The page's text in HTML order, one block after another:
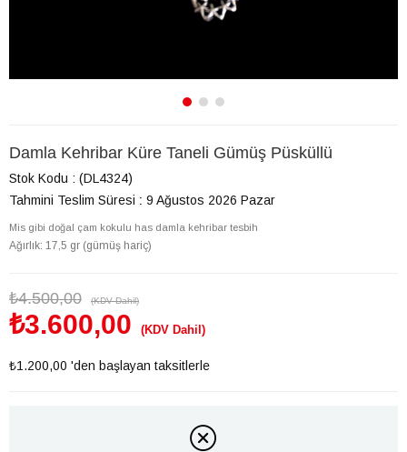
Damla Kehribar Küre Taneli Gümüş Püsküllü
Stok Kodu
(DL4324)
Tahmini Teslim Süresi : 9 Ağustos 2026 Pazar
Mis gibi doğal çam kokulu has damla kehribar tesbih
Ağırlık: 17,5 gr (gümüş hariç)
₺4.500,00 (KDV Dahil)
₺3.600,00 (KDV Dahil)
₺1.200,00 'den başlayan taksitlerle